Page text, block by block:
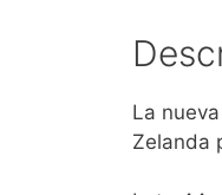
La
Zelanda